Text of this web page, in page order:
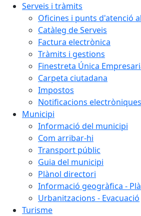
Serveis i tràmits
Oficines i punts d'atenció
Catàleg de Serveis
Factura electrònica
Tràmits i gestions
Finestreta Única
Carpeta ciutadana
Impostos
Notificacions electròniques
Municipi
Informació del municipi
Com arribar-hi
Transport públic
Guia del municipi
Plànol directori
Informació geogràfica -
Urbanitzacions - Evacuació
Turisme